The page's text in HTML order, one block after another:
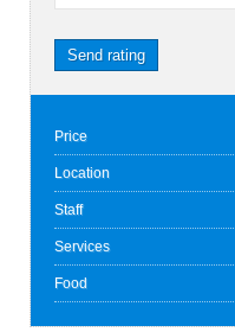
Send rating
Price
Location
Staff
Services
Food